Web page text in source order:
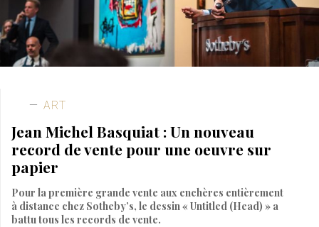
ART
Jean Michel Basquiat : Un nouveau
record de vente pour une oeuvre sur
papier
Pour la première grande vente aux enchères entièrement
à distance chez Sotheby’s, le dessin « Untitled (Head) » a
battu tous les records de vente.